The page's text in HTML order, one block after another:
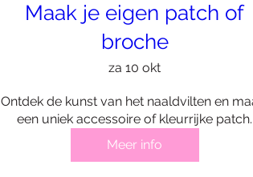
Maak je eigen patch of
broche
za 10 okt
Ontdek de kunst van het naaldvilten en
een uniek accessoire of kleurrijke patch.
Meer info